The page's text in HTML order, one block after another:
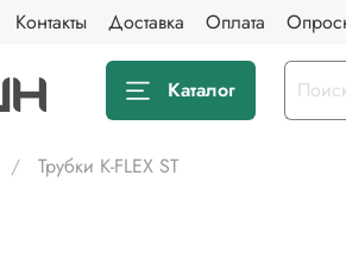
Контакты Доставка Оплата
Каталог
Трубки K-FLEX ST